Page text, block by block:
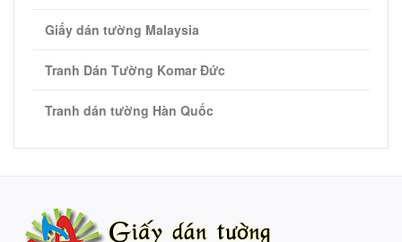
Giấy dán tường Malaysia
Tranh Dán Tường Komar Đức
Tranh dán tường Hàn Quốc